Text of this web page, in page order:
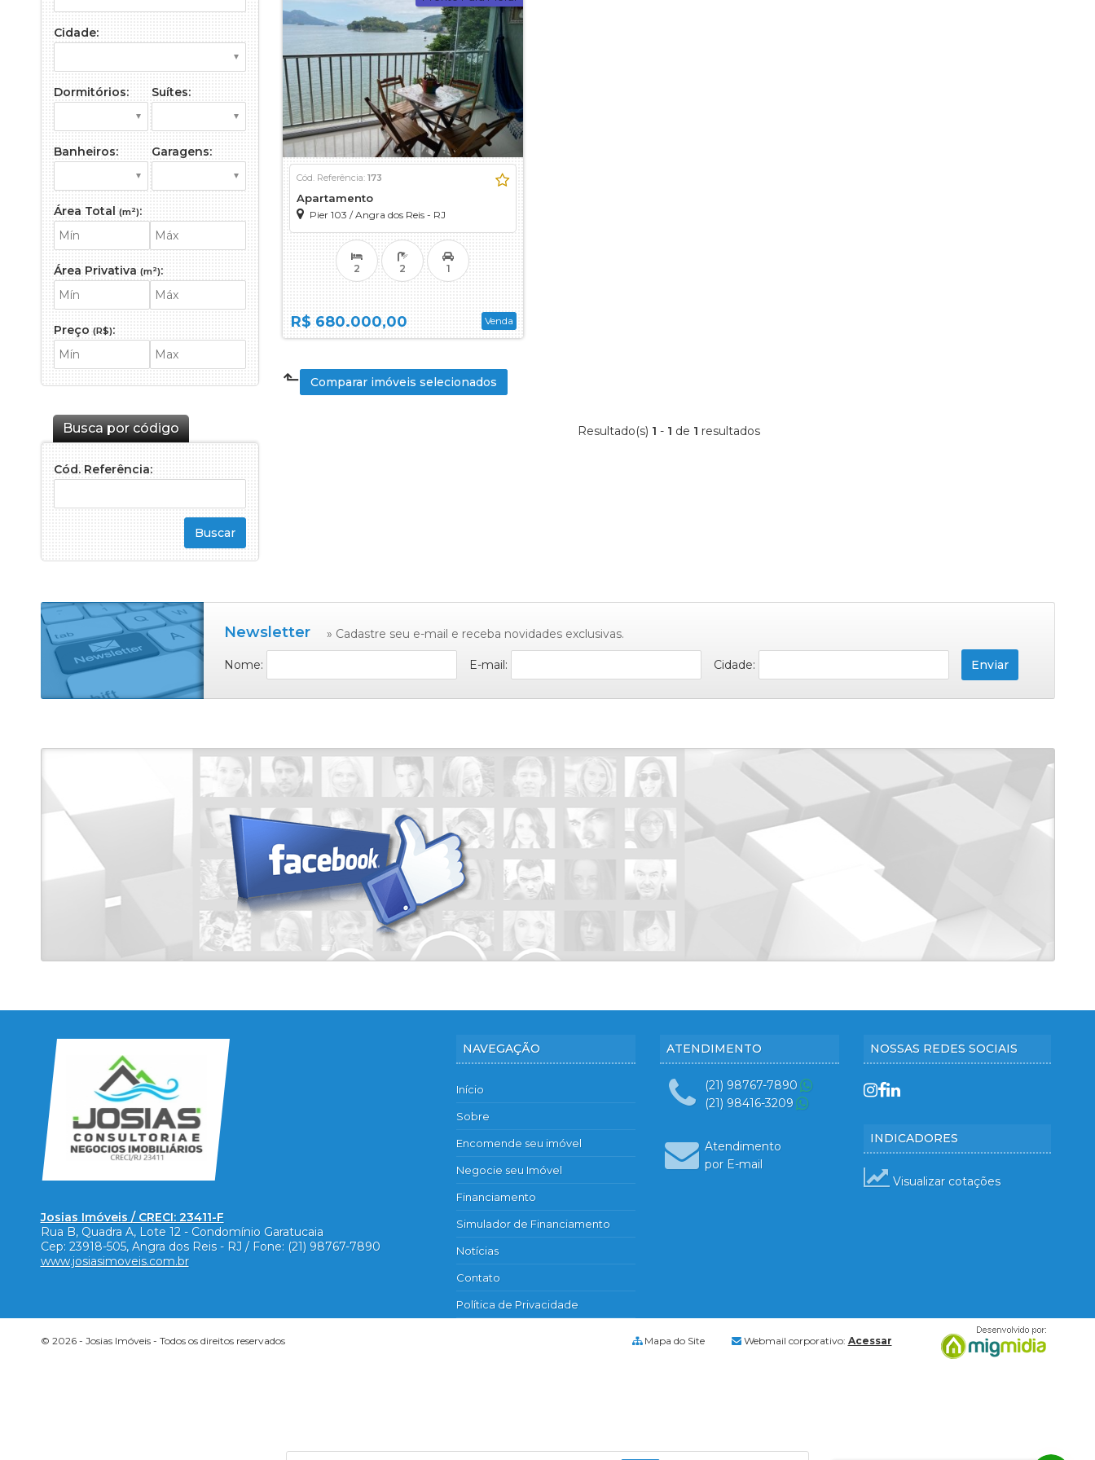
Edifício Residencial (2)
Empreendimento - Casas (1)
Kitnet (2)
Mansão (1)
Prédio (1)
Sítio (4)
Sobrado (1)
Terreno (9)
Terreno em Condomínio (3)
Apartamento
Pier 103 /Angra dos Reis - RJ
Cód. Referência: 173
Venda
R$ 680.000,00
2 2 1
⬑ Comparar imóveis selecionados
Resultado(s) 1 - 1 de 1 resultados
Cidade:
Dormitórios: Suítes:
Banheiros: Garagens:
Área Total (m²):
Área Privativa (m²):
Preço (R$):
Busca por código
Cód. Referência:
Newsletter » Cadastre seu e-mail e receba novidades exclusivas.
Nome: E-mail: Cidade:
Josias Imóveis / CRECI: 23411-F
Rua B, Quadra A, Lote 12 - Condomínio Garatucaia
Cep: 23918-505, Angra dos Reis- RJ / Fone: (21) 98767-7890
www.josiasimoveis.com.br
NAVEGAÇÃO
Início
Sobre
Encomende seu imóvel
Negocie seu Imóvel
Financiamento
Simulador de Financiamento
Notícias
Contato
Política de Privacidade
ATENDIMENTO
(21) 98767-7890
(21) 98416-3209
Atendimento
por E-mail
NOSSAS REDES SOCIAIS
INDICADORES
Visualizar cotações
© 2026 - Josias Imóveis- Todos os direitos reservados Mapa do Site Webmail corporativo: Acessar